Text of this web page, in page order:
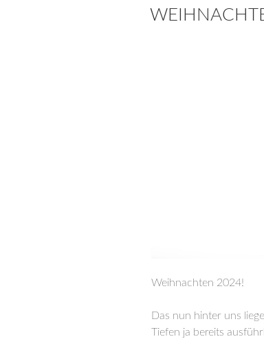
Weihnachten 2024!
Das nun hinter uns
Tiefen ja bereits